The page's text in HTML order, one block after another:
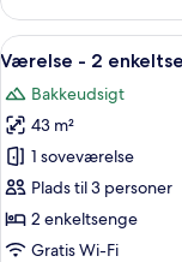
Suite,
Circuit
View)
-
kingsize-
(Grand
Prix
King
Suite,
Circuit
View)
Indlæs
alle
billeder
af
Værelse
-
2
enkeltsenge
8
Værelse - 2
Bakkeudsigt
43 m²
1 soveværelse
Plads til 3 personer
2 enkeltsenge
Gratis Wi-Fi